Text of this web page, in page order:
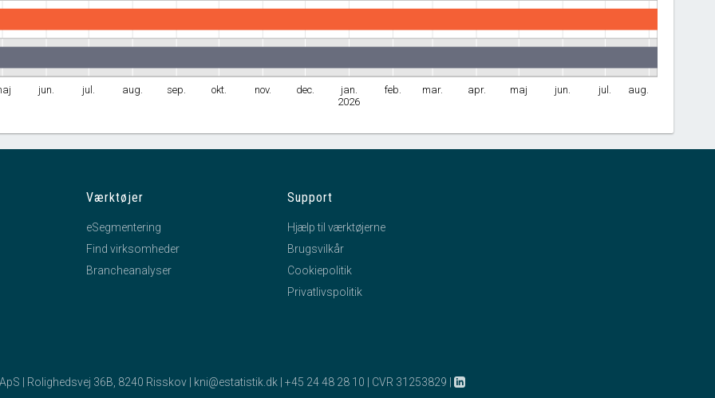
jun. jul. aug. sep. okt. nov. dec.
jan.
2026
feb. mar. apr. maj jun. jul. aug.
Værktøjer
eSegmentering
Find virksomheder
Brancheanalyser
Support
Hjælp til værktøjerne
Brugsvilkår
Cookiepolitik
Privatlivspolitik
| Rolighedsvej 36B, 8240 Risskov | kni@estatistik.dk +45 24 48 28 10 CVR 31253829